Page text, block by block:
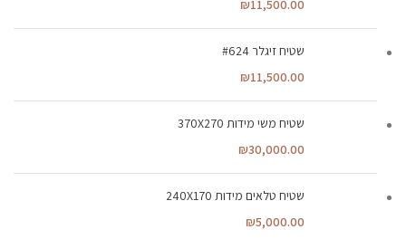
₪11,500.00
שטיח זיגלר #624
₪11,500.00
שטיח משי מידות 370X270
₪30,000.00
שטיח טלאים מידות 240X170
₪5,000.00